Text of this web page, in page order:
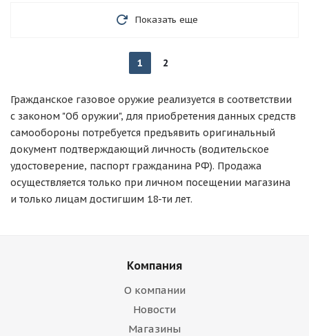
Показать еще
1 2
Гражданское газовое оружие реализуется в соответствии
с законом "Об оружии", для приобретения данных средств
самообороны потребуется предъявить оригинальный
документ подтверждающий личность (водительское
удостоверение, паспорт гражданина РФ). Продажа
осуществляется только при личном посещении магазина
и только лицам достигшим 18-ти лет.
Компания
О компании
Новости
Магазины